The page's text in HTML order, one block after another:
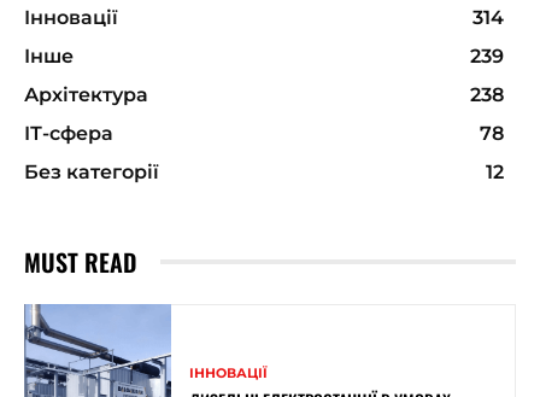
Інновації
314
Інше
239
Архітектура
238
ІТ-сфера
78
Без категорії
12
MUST READ
ІННОВАЦІЇ